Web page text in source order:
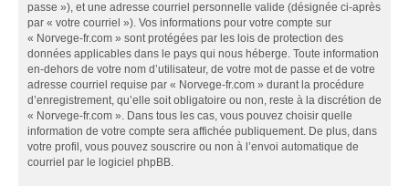
passe »), et une adresse courriel personnelle valide (désignée ci-après
par « votre courriel »). Vos informations pour votre compte sur
« Norvege-fr.com » sont protégées par les lois de protection des
données applicables dans le pays qui nous héberge. Toute information
en-dehors de votre nom d’utilisateur, de votre mot de passe et de votre
adresse courriel requise par « Norvege-fr.com » durant la procédure
d’enregistrement, qu’elle soit obligatoire ou non, reste à la discrétion de
« Norvege-fr.com ». Dans tous les cas, vous pouvez choisir quelle
information de votre compte sera affichée publiquement. De plus, dans
votre profil, vous pouvez souscrire ou non à l’envoi automatique de
courriel par le logiciel phpBB.